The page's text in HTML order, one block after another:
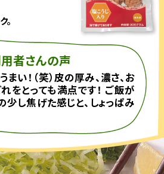
。
者さんの声
まい！（笑）皮の厚み、濃さ、お
をとっても満点です！ ご飯が
少し焦げた感じと、しょっぱみ